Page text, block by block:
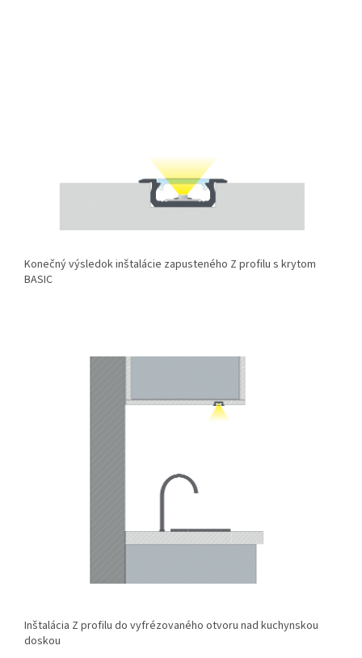
Konečný výsledok inštalácie zapusteného Z profilu s krytom
BASIC
Inštalácia Z profilu do vyfrézovaného otvoru nad kuchynskou
doskou